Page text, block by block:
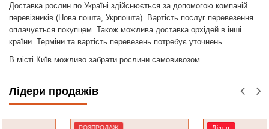
Доставка рослин по Україні здійснюється за допомогою компаній
перевізників (Нова пошта, Укрпошта). Вартість послуг перевезення
оплачується покупцем. Також можлива доставка орхідей в інші
країни. Терміни та вартість перевезень потребує уточнень.
В місті Київ можливо забрати рослини самовивозом.
Лідери продажів